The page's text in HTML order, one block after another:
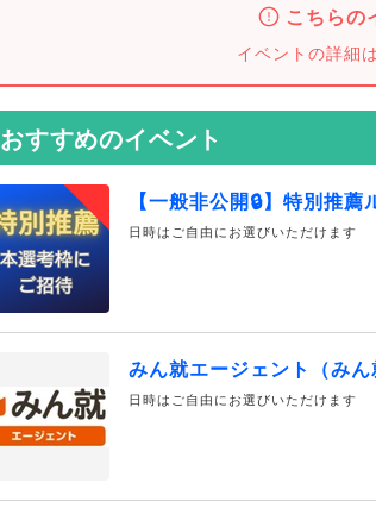
こちらの
イベントの詳細
おすすめのイベント
【一般非公開🔒️】特別推
日時はご自由にお選びいただけます
みん就エージェント（みん
日時はご自由にお選びいただけます